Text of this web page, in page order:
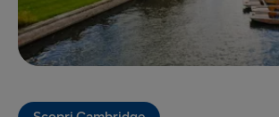
Hook of Holland → Harwich
Karlskrona → Gdynia
Kiel → Gothenburg